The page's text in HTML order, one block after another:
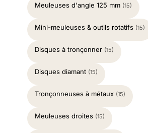
Meuleuses d'angle 125 mm (15)
Mini-meuleuses & outils rotatifs (15)
Disques à tronçonner (15)
Disques diamant (15)
Tronçonneuses à métaux (15)
Meuleuses droites (15)